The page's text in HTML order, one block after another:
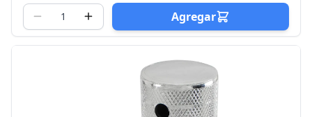
Agregar